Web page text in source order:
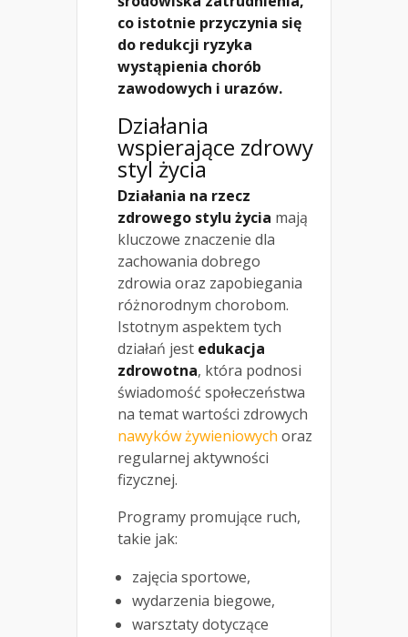
co istotnie przyczynia się
do redukcji ryzyka
wystąpienia chorób
zawodowych i urazów.
Działania
wspierające zdrowy
styl życia
Działania na rzecz
zdrowego stylu życia mają
kluczowe znaczenie dla
zachowania dobrego
zdrowia oraz zapobiegania
różnorodnym chorobom.
Istotnym aspektem tych
działań jest edukacja
zdrowotna, która podnosi
świadomość społeczeństwa
na temat wartości zdrowych
nawyków żywieniowych oraz
regularnej aktywności
fizycznej.
Programy promujące ruch,
takie jak:
zajęcia sportowe,
wydarzenia biegowe,
warsztaty dotyczące